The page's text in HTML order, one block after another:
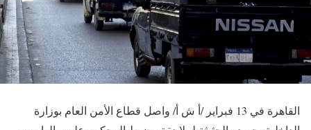
القاهرة في 13 فبراير /أ ش أ/ واصل قطاع الأمن العام بوزارة